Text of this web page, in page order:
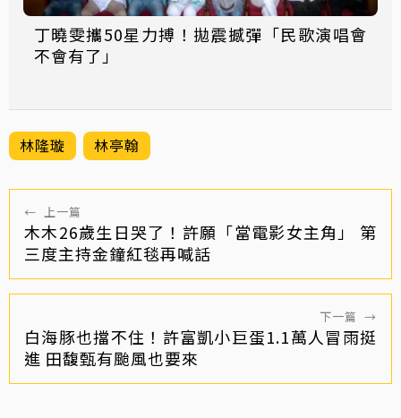
丁曉雯攜50星力搏！拋震撼彈「民歌演唱會
不會有了」
林隆璇 林亭翰
← 上一篇
木木26歲生日哭了！許願「當電影女主角」 第
三度主持金鐘紅毯再喊話
下一篇 →
白海豚也擋不住！許富凱小巨蛋1.1萬人冒雨挺
進 田馥甄有颱風也要來